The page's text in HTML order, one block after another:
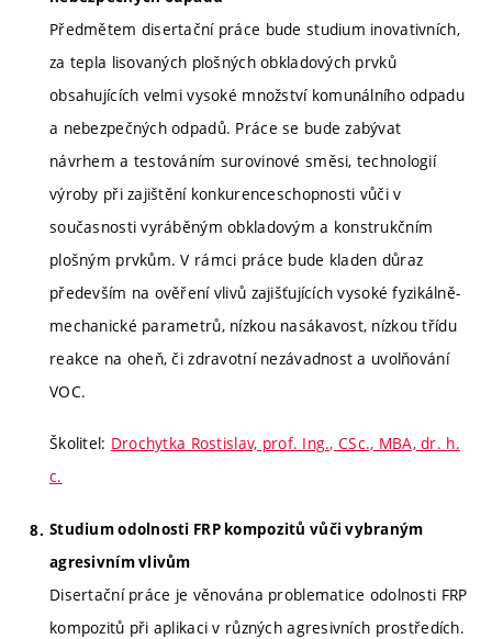
Předmětem disertační práce bude studium inovativních,
za tepla lisovaných plošných obkladových prvků
obsahujících velmi vysoké množství komunálního odpadu
a nebezpečných odpadů. Práce se bude zabývat
návrhem a testováním surovinové směsi, technologií
výroby při zajištění konkurenceschopnosti vůči v
současnosti vyráběným obkladovým a konstrukčním
plošným prvkům. V rámci práce bude kladen důraz
především na ověření vlivů zajišťujících vysoké fyzikálně-
mechanické parametrů, nízkou nasákavost, nízkou třídu
reakce na oheň, či zdravotní nezávadnost a uvolňování
VOC.
Školitel: Drochytka Rostislav, prof. Ing., CSc., MBA, dr. h.
c.
Studium odolnosti FRP kompozitů vůči vybraným
agresivním vlivům
Disertační práce je věnována problematice odolnosti FRP
kompozitů při aplikaci v různých agresivních prostředích.